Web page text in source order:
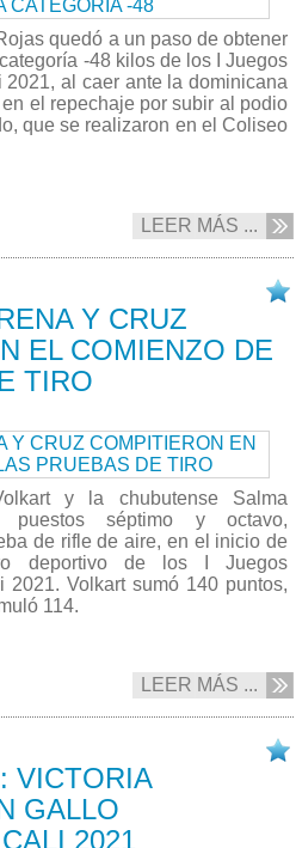
quedó a un paso de obtener
-48 kilos de los I Juegos
al caer ante la dominicana
el repechaje por subir al podio
que se realizaron en el Coliseo
LEER MÁS ...
Y CRUZ
EL COMIENZO DE
TIRO
y la chubutense Salma
puestos séptimo y octavo,
de rifle de aire, en el inicio de
deportivo de los I Juegos
2021. Volkart sumó 140 puntos,
114.
LEER MÁS ...
VICTORIA
GALLO
2021